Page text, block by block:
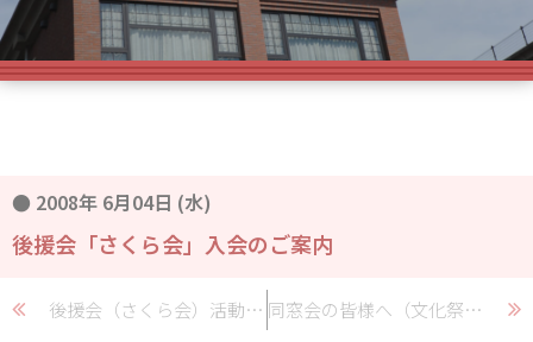
● 2008年 6月04日 (水)
後援会「さくら会」入会のご案内
後援会（さくら会）活動報告 同窓会の皆様へ（文化祭実施のお知らせ）